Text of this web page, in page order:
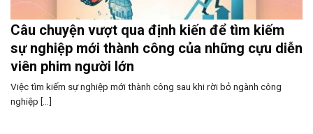
Câu chuyện vượt qua định kiến để tìm kiếm
sự nghiệp mới thành công của những cựu diễn
viên phim người lớn
Việc tìm kiếm sự nghiệp mới thành công sau khi rời bỏ ngành công
nghiệp [...]